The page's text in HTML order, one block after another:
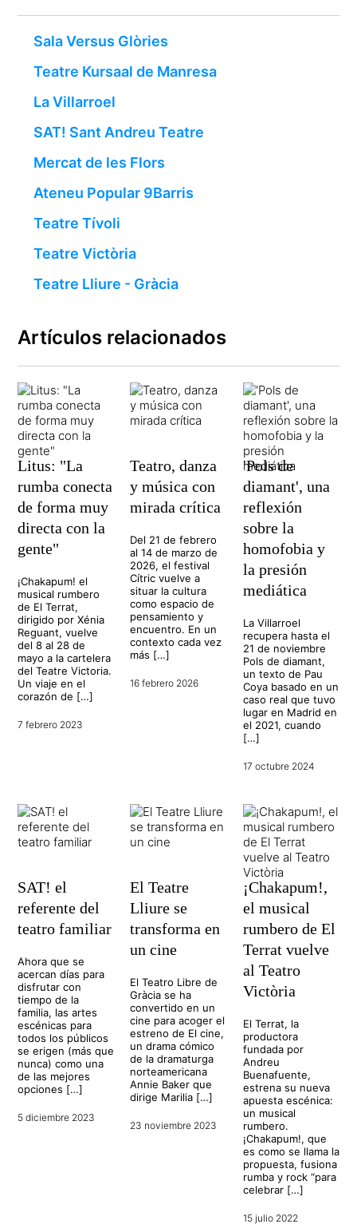
Sala Versus Glòries
Teatre Kursaal de Manresa
La Villarroel
SAT! Sant Andreu Teatre
Mercat de les Flors
Ateneu Popular 9Barris
Teatre Tívoli
Teatre Victòria
Teatre Lliure - Gràcia
Artículos relacionados
Litus: "La
rumba conecta
de forma muy
directa con la
gente"
¡Chakapum! el
musical rumbero
de El Terrat,
dirigido por Xénia
Reguant, vuelve
del 8 al 28 de
mayo a la cartelera
del Teatre Victoria.
Un viaje en el
corazón de […]
7 febrero 2023
Teatro, danza
y música con
mirada crítica
Del 21 de febrero
al 14 de marzo de
2026, el festival
Cítric vuelve a
situar la cultura
como espacio de
pensamiento y
encuentro. En un
contexto cada vez
más […]
16 febrero 2026
'Pols de
diamant', una
reflexión
sobre la
homofobia y
la presión
mediática
La Villarroel
recupera hasta el
21 de noviembre
Pols de diamant,
un texto de Pau
Coya basado en un
caso real que tuvo
lugar en Madrid en
el 2021, cuando
[…]
17 octubre 2024
SAT! el
referente del
teatro familiar
Ahora que se
acercan días para
disfrutar con
tiempo de la
familia, las artes
escénicas para
todos los públicos
se erigen (más que
nunca) como una
de las mejores
opciones […]
5 diciembre 2023
El Teatre
Lliure se
transforma en
un cine
El Teatro Libre de
Gràcia se ha
convertido en un
cine para acoger el
estreno de El cine,
un drama cómico
de la dramaturga
norteamericana
Annie Baker que
dirige Marilia […]
23 noviembre 2023
¡Chakapum!,
el musical
rumbero de El
Terrat vuelve
al Teatro
Victòria
El Terrat, la
productora
fundada por
Andreu
Buenafuente,
estrena su nueva
apuesta escénica:
un musical
rumbero.
¡Chakapum!, que
es como se llama la
propuesta, fusiona
rumba y rock “para
celebrar […]
15 julio 2022